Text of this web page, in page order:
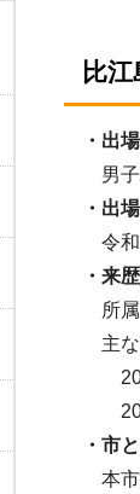
比
・出
男子
・出
令和
・ 来歴
所属
主な
・市
本市